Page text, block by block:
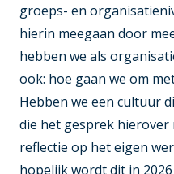
groeps- en
hierin meegaan door
hebben we als
ook: hoe gaan we om
Hebben we een cultuur
die het gesprek hierover
reflectie op het eigen
hopelijk wordt dit in